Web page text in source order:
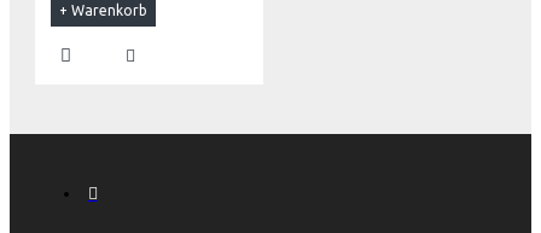
+ Warenkorb